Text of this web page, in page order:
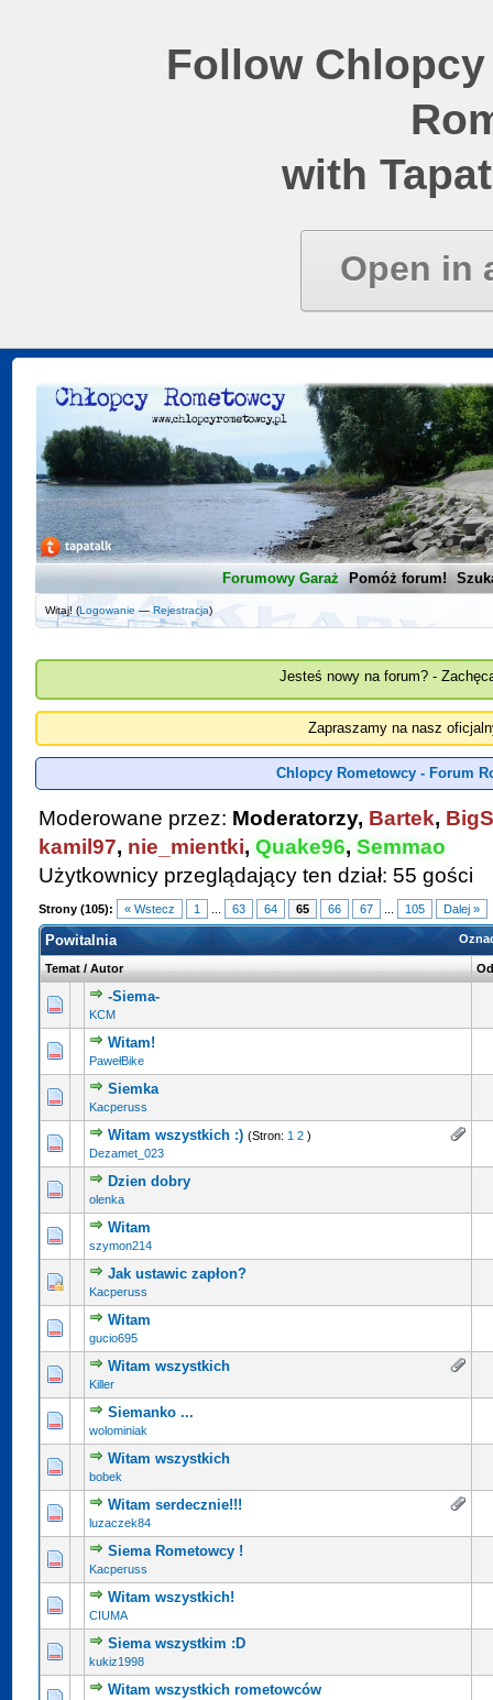
Follow
with
Open in
Forumowy Garaż Pomóż forum!
Witaj! (Logowanie —Rejestracja)
Jesteś nowy na forum? -
Zapraszamy na nasz
Chlopcy Rometowcy - Forum
Moderowane przez: Moderatorzy, Bartek,
kamil97, nie_mientki,Quake96,Semmao
Użytkownicy przeglądający ten dział: 55 gości
Strony (105): « Wstecz 1 63 64 65 66 67 105 Dalej »
Powitalnia
Temat/Autor
-Siema-
KCM
Witam!
PawełBike
Siemka
Kacperuss
Witam wszystkich :) (Stron: 1 2 )
Dezamet_023
Dzien dobry
olenka
Witam
szymon214
Jak ustawic zapłon?
Kacperuss
Witam
gucio695
Witam wszystkich
Killer
Siemanko ...
wolominiak
Witam wszystkich
bobek
Witam serdecznie!!!
luzaczek84
Siema Rometowcy !
Kacperuss
Witam wszystkich!
CIUMA
Siema wszystkim :D
kukiz1998
Witam wszystkich rometowców